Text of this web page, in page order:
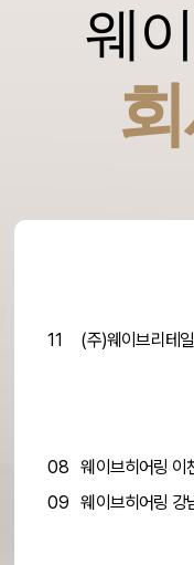
웨
11 (주)웨이브리테
08
웨이브히어링 이
09
웨이브히어링 강